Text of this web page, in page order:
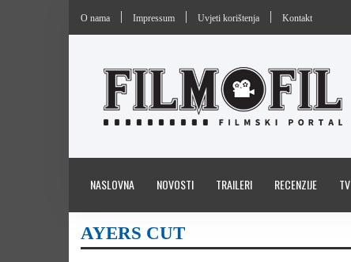
O nama Impressum Uvjeti korištenja Kontakt
NASLOVNA NOVOSTI TRAILERI RECENZIJE TV
AYERS CUT